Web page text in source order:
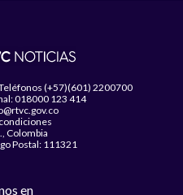
(+57)(601) 2200700
018000 123 414
Colombia
Postal: 111321
en